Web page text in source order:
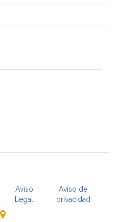
Aviso
Legal
Aviso de
privacidad